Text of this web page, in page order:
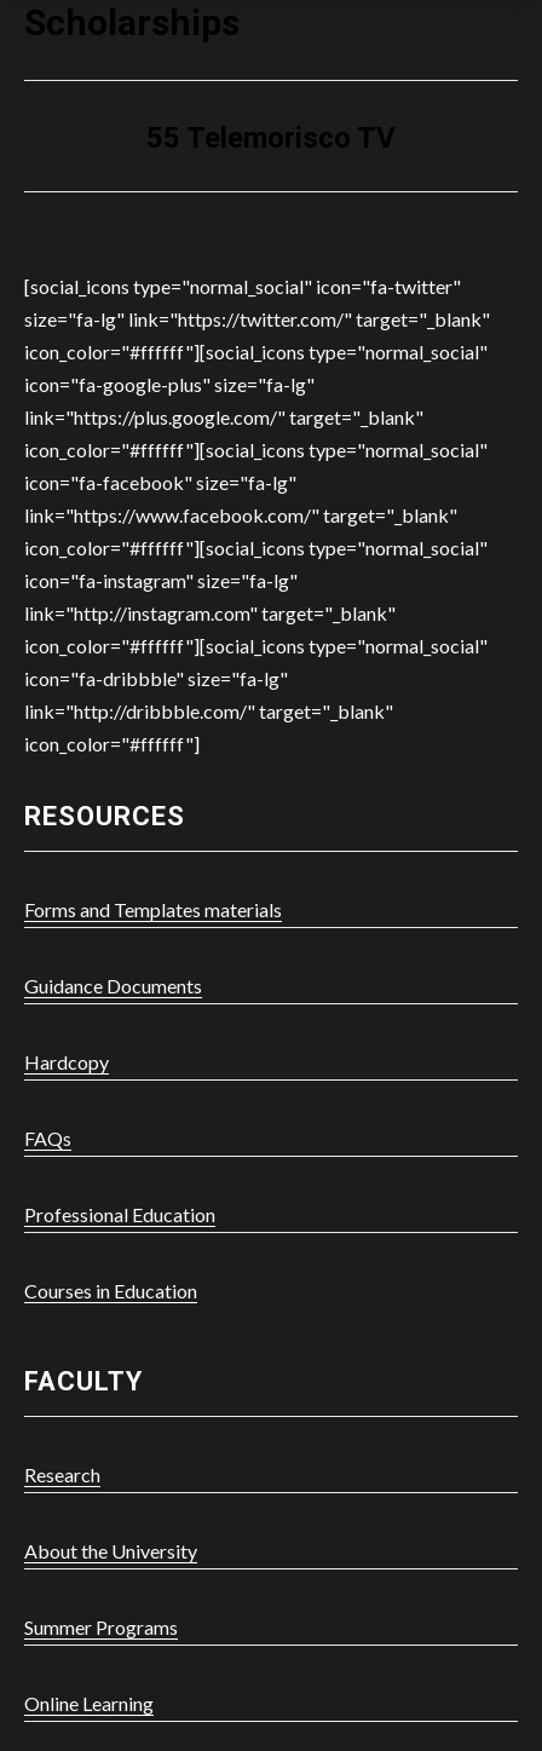
Scholarships
55 Telemorisco TV
[social_icons type="normal_social" icon="fa-twitter"
size="fa-lg" link="https://twitter.com/" target="_blank"
icon_color="#ffffff"][social_icons type="normal_social"
icon="fa-google-plus" size="fa-lg"
link="https://plus.google.com/" target="_blank"
icon_color="#ffffff"][social_icons type="normal_social"
icon="fa-facebook" size="fa-lg"
link="https://www.facebook.com/" target="_blank"
icon_color="#ffffff"][social_icons type="normal_social"
icon="fa-instagram" size="fa-lg"
link="http://instagram.com" target="_blank"
icon_color="#ffffff"][social_icons type="normal_social"
icon="fa-dribbble" size="fa-lg"
link="http://dribbble.com/" target="_blank"
icon_color="#ffffff"]
RESOURCES
Forms and Templates materials
Guidance Documents
Hardcopy
FAQs
Professional Education
Courses in Education
FACULTY
Research
About the University
Summer Programs
Online Learning